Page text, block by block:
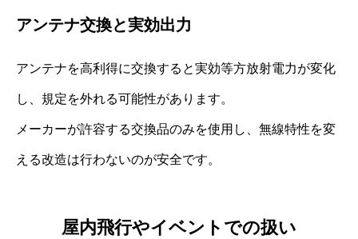
アンテナ交換と実効出力
アンテナを高利得に交換すると実効等方放射電力が変化
し、規定を外れる可能性があります。
メーカーが許容する交換品のみを使用し、無線特性を変
える改造は行わないのが安全です。
屋内飛行やイベントでの扱い